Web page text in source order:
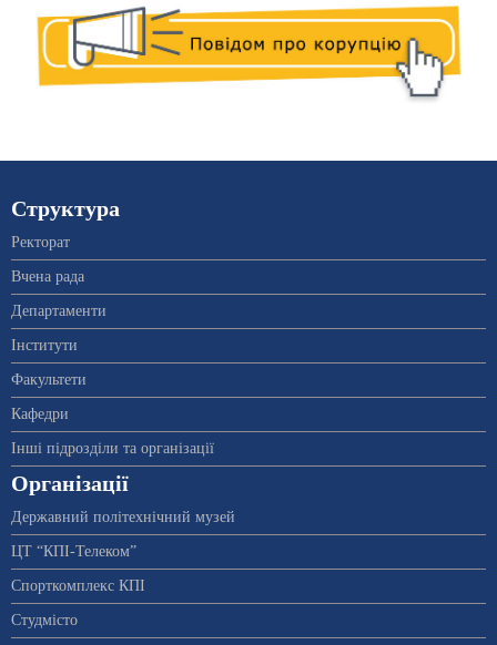
Структура
Ректорат
Вчена рада
Департаменти
Інститути
Факультети
Кафедри
Інші підрозділи та організації
Організації
Державний політехнічний музей
ЦТ “КПІ-Телеком”
Спорткомплекс КПІ
Студмісто